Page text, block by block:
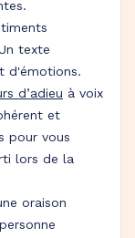
texte
d'émotions.
d’adieu à voix
et
pour vous
lors de la
oraison